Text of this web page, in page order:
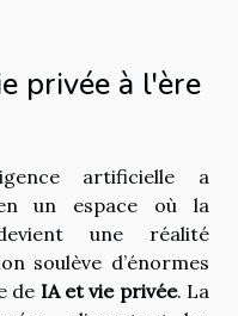
privée à l'ère
artificielle a
un espace où la
une réalité
soulève d’énormes
de IA et vie privée. La